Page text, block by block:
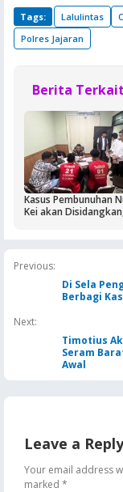
Tags: Lalulintas
Polres Jajaran
Berita Terkait
Kasus Pembunuhan
Kei akan
Previous:
Di Sela
Berbagi
Next:
Timotius
Seram
Awal
Leave a Reply
Your email address
marked *